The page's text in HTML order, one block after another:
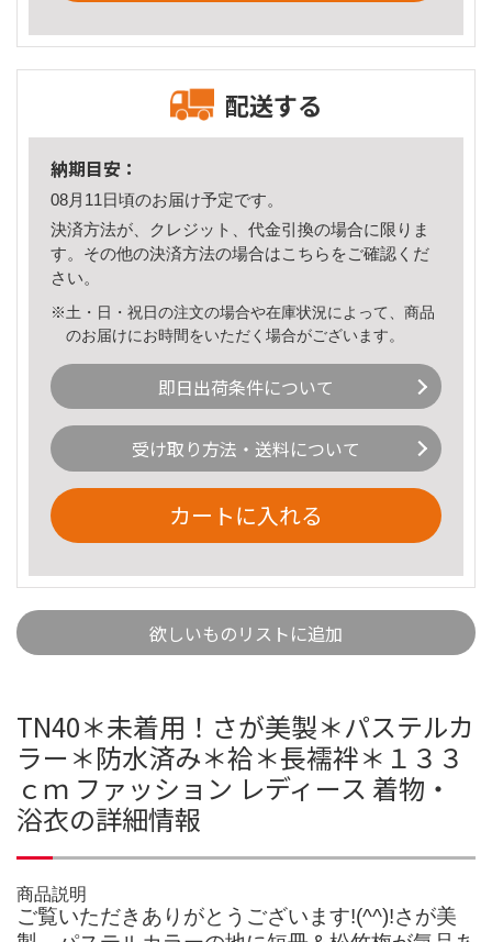
配送する
納期目安：
08月11日頃のお届け予定です。
決済方法が、クレジット、代金引換の場合に限りま
す。その他の決済方法の場合はこちら をご確認くだ
さい。
※土・日・祝日の注文の場合や在庫状況によって、商品
のお届けにお時間をいただく場合がございます。
即日出荷条件について
受け取り方法・送料について
カートに入れる
欲しいものリストに追加
TN40＊未着用！さが美製＊パステルカ
ラー＊防水済み＊袷＊長襦袢＊１３３
ｃｍ ファッション レディース 着物・
浴衣の詳細情報
商品説明
ご覧いただきありがとうございます!(^^)!さが美